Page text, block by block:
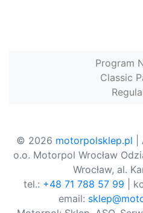
Program
Classic
© 2026 motorpolsklep.pl
o.o. Motorpol Wrocław
Wrocław, al.
tel.: +48 71 788 57 99 |
email: